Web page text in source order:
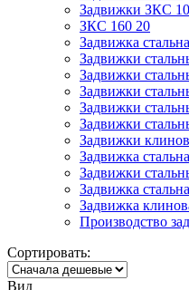
Задвижки ЗКС 10
ЗКС 160 20
Задвижка
Задвижки
Задвижки
Задвижки
Задвижки
Задвижки
Задвижки
Задвижка
Задвижки
Задвижка
Задвижка
Производство
Сортировать:
Вид